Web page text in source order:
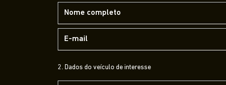
2. Dados do veículo de interesse